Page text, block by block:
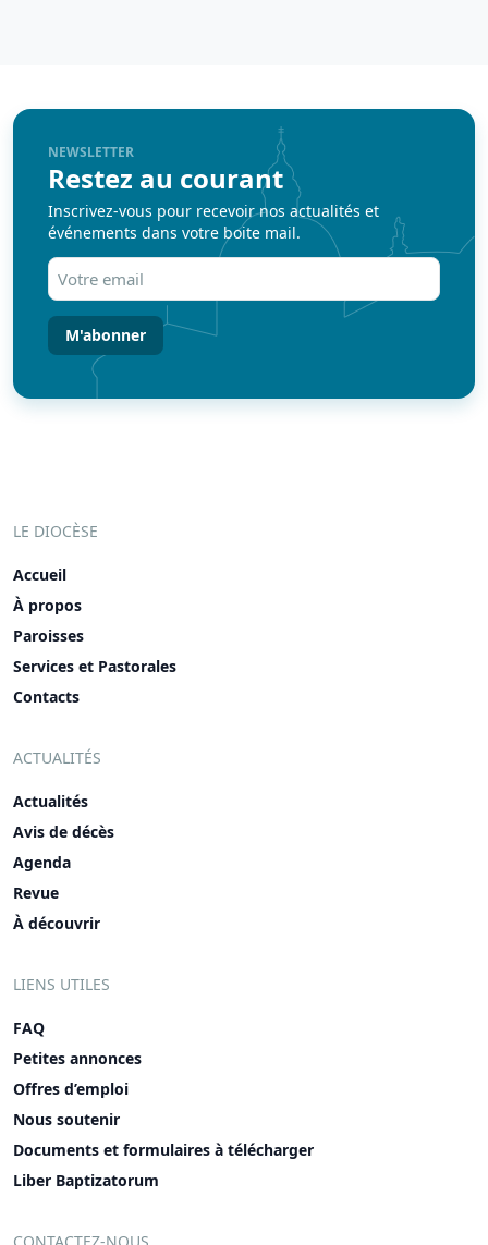
NEWSLETTER
Restez au courant
Inscrivez-vous pour recevoir nos actualités et
événements dans votre boite mail.
Votre
email
(Nécessaire)
LE DIOCÈSE
Accueil
À propos
Paroisses
Services et Pastorales
Contacts
ACTUALITÉS
Actualités
Avis de décès
Agenda
Revue
À découvrir
LIENS UTILES
FAQ
Petites annonces
Offres d’emploi
Nous soutenir
Documents et formulaires à télécharger
Liber Baptizatorum